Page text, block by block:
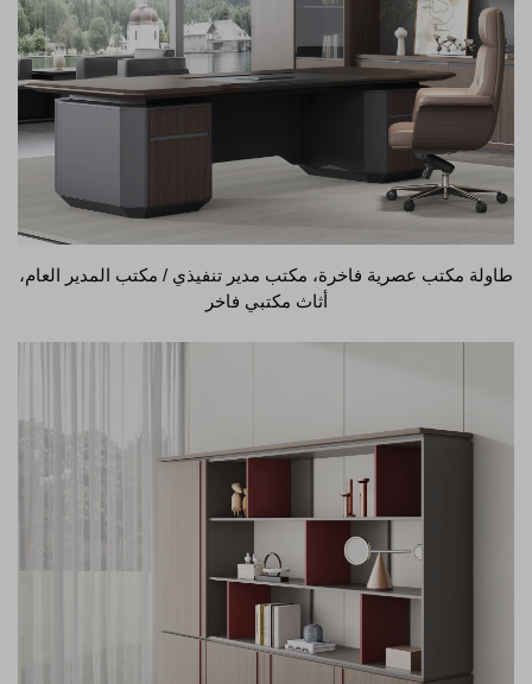
طاولة مكتب عصرية فاخرة، مكتب مدير تنفيذي / مكتب المدير العام،
أثاث مكتبي فاخر